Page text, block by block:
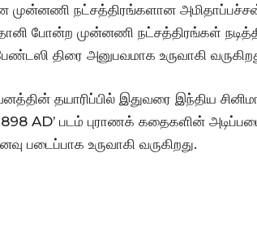
முன்னணி நட்சத்திரங்களான
போன்ற முன்னணி நட்சத்திரங்கள்
திரை அனுபவமாக உருவாகி
தயாரிப்பில் இதுவரை இந்திய
AD’ படம் புராணக் கதைகளின்
படைப்பாக உருவாகி வருகிறது.